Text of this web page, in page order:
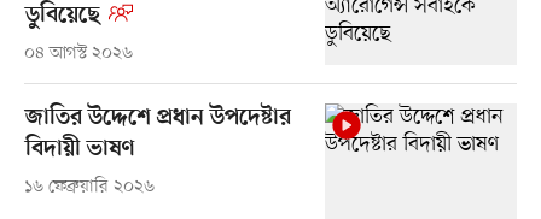
ডুবিয়েছে
০৪ আগস্ট ২০২৬
জাতির উদ্দেশে প্রধান উপদেষ্টার
বিদায়ী ভাষণ
১৬ ফেব্রুয়ারি ২০২৬